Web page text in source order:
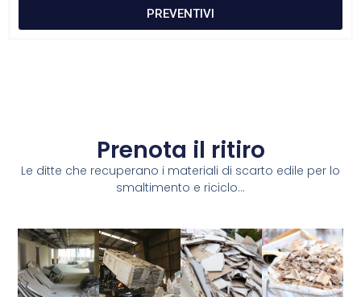
PREVENTIVI
Prenota il ritiro
Le ditte che recuperano i materiali di scarto edile per lo
smaltimento e riciclo...